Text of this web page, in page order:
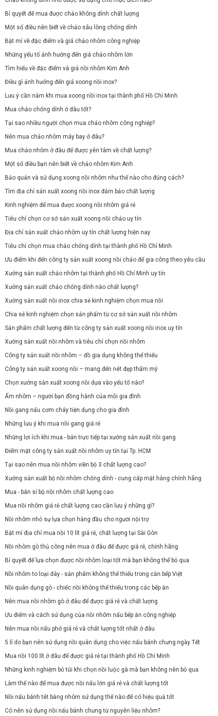
Bí quyết để mua được chảo không dính chất lượng
Một số điều nên biết về chảo sâu lòng chống dính
Bật mí về đặc điểm và giá chảo nhôm công nghiệp
Những yếu tố ảnh hưởng đến giá chảo nhôm lớn
Tìm hiểu về đặc điểm và giá nồi nhôm Kim Anh
Điều gì ảnh hưởng đến giá xoong nồi inox?
Lưu ý cần nắm khi mua xoong nồi inox tại thành phố Hồ Chí Minh
Mua chảo chống dính ở đâu tốt?
Tại sao nhiều người chọn mua chảo nhôm công nghiệp?
Nên mua chảo nhôm máy bay ở đâu?
Mua chảo nhôm ở đâu để được yên tâm về chất lượng?
Một số điều bạn nên biết về chảo nhôm Kim Anh
Bảo quản và sử dụng xoong nồi nhôm như thế nào cho đúng cách?
Tìm địa chỉ sản xuất xoong nồi inox đảm bảo chất lượng
Kinh nghiệm để mua được xoong nồi nhôm giá rẻ
Tiêu chí chọn cơ sở sản xuất xoong nồi chảo uy tín
Địa chỉ sản xuất chảo nhôm uy tín chất lượng hiện nay
Tiêu chí chọn mua chảo chống dính tại thành phố Hồ Chí Minh
Ưu điểm khi đến công ty sản xuất xoong nồi chảo để gia công theo yêu cầu
Xưởng sản xuất chảo nhôm tại thành phố Hồ Chí Minh uy tín
Xưởng sản xuất chảo chống dính nào chất lượng?
Xưởng sản xuất nồi inox chia sẻ kinh nghiệm chọn mua nồi
Chia sẻ kinh nghiệm chọn sản phẩm từ cơ sở sản xuất nồi nhôm
Sản phẩm chất lượng đến từ công ty sản xuất xoong nồi inox uy tín
Xưởng sản xuất nồi nhôm và tiêu chí chọn nồi nhôm
Công ty sản xuất nồi nhôm – đồ gia dụng không thể thiếu
Công ty sản xuất xoong nồi – mang đến nét đẹp thẩm mỹ
Chọn xưởng sản xuất xoong nồi dựa vào yếu tố nào?
Ấm nhôm – người bạn đồng hành của mỗi gia đình
Nồi gang nấu cơm cháy tiện dụng cho gia đình
Những lưu ý khi mua nồi gang giá rẻ
Những lợi ích khi mua - bán trực tiếp tại xưởng sản xuất nồi gang
Điểm mặt công ty sản xuất nồi nhôm uy tín tại Tp. HCM
Tại sao nên mua nồi nhôm viền bộ 3 chất lượng cao?
Xưởng sản xuất bộ nồi nhôm chống dính - cung cấp mặt hàng chính hãng
Mua - bán sỉ bộ nồi nhôm chất lượng cao
Mua nồi nhôm giá rẻ chất lượng cao cần lưu ý những gì?
Nồi nhôm nhỏ sự lựa chọn hàng đầu cho người nội trợ
Bật mí địa chỉ mua nồi 10 lít giá rẻ, chất lượng tại Sài Gòn
Nồi nhôm gò thủ công nên mua ở đâu để được giá rẻ, chính hãng
Bí quyết để lựa chọn được nồi nhôm loại tốt mà bạn không thể bỏ qua
Nồi nhôm to loại dày - sản phẩm không thể thiếu trong căn bếp Việt
Nồi quân dụng gò - chiếc nồi không thể thiếu trong các bếp ăn
Nên mua nồi nhôm gò ở đâu để được giá rẻ và chất lượng
Ưu điểm và cách sử dụng của nồi nhôm nấu bếp ăn công nghiệp
Nên mua nồi nấu phở giá rẻ và chất lượng tốt nhất ở đâu
5 lí do bạn nên sử dụng nồi quân dụng cho việc nấu bánh chưng ngày Tết
Mua nồi 100 lít ở đâu để được giá rẻ tại thành phố Hồ Chí Minh
Những kinh nghiệm bỏ túi khi chọn nồi luộc gà mà bạn không nên bỏ qua
Làm thế nào để mua được nồi nấu lớn giá rẻ và chất lượng tốt
Nồi nấu bánh tét bằng nhôm sử dụng thế nào để có hiệu quả tốt
Có nên sử dụng nồi nấu bánh chưng từ nguyên liệu nhôm?